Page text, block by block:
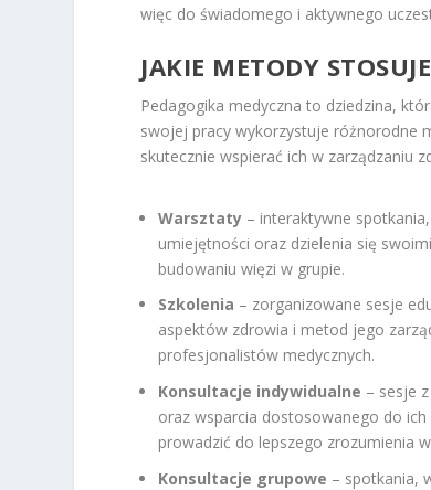
więc do świadomego i aktywnego
JAKIE METODY
Pedagogika medyczna to dziedzina,
swojej pracy wykorzystuje różnorodne
skutecznie wspierać ich w zarządzaniu
Warsztaty – interaktywne
umiejętności oraz dzielenia się
budowaniu więzi w grupie.
Szkolenia – zorganizowane sesje
aspektów zdrowia i metod jego
profesjonalistów medycznych.
Konsultacje indywidualne – sesje
oraz wsparcia dostosowanego do
prowadzić do lepszego zrozumienia
Konsultacje grupowe – spotkania,